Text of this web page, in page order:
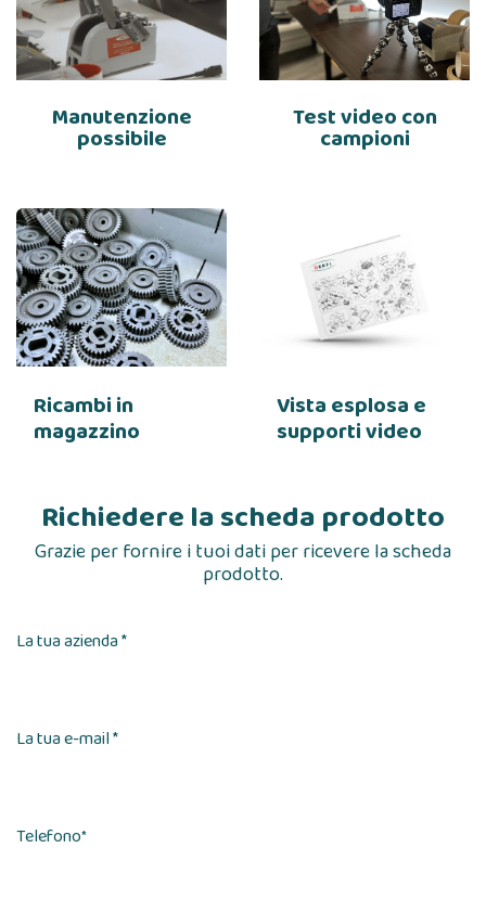
Manutenzione
possibile
Test video con
campioni
Ricambi in
magazzino
Vista esplosa e
supporti video
Richiedere la scheda prodotto
Grazie per fornire i tuoi dati per ricevere la scheda
prodotto.
La tua azienda *
La tua e-mail *
Telefono*